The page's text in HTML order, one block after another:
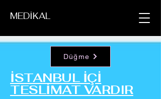
MEDİKAL
Düğme
İSTANBUL İÇİ
TESLİMAT VARDIR